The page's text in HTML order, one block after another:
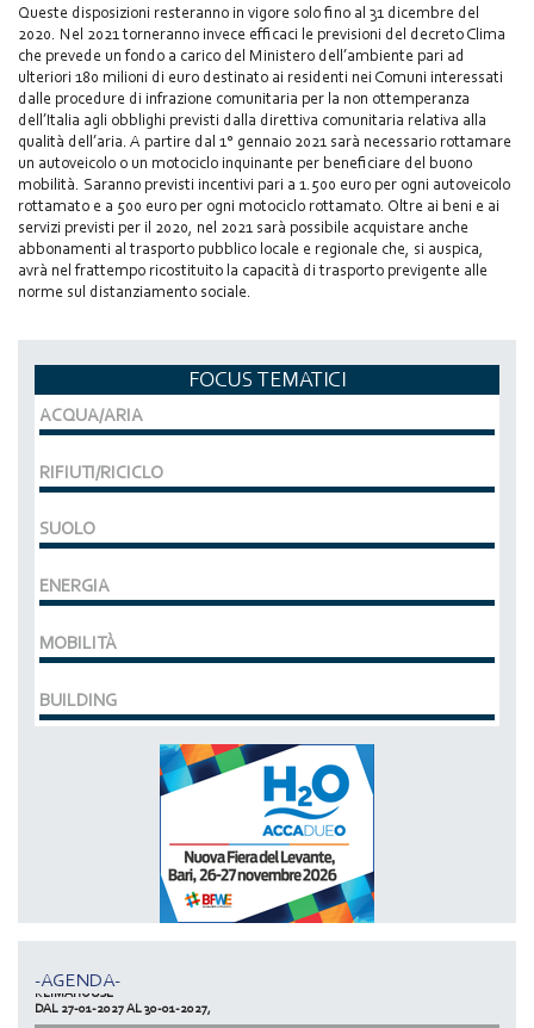
Queste disposizioni resteranno in vigore solo fino al 31 dicembre del
2020. Nel 2021 torneranno invece efficaci le previsioni del decreto Clima
che prevede un fondo a carico del Ministero dell’ambiente pari ad
ulteriori 180 milioni di euro destinato ai residenti nei Comuni interessati
dalle procedure di infrazione comunitaria per la non ottemperanza
dell’Italia agli obblighi previsti dalla direttiva comunitaria relativa alla
qualità dell’aria. A partire dal 1° gennaio 2021 sarà necessario rottamare
un autoveicolo o un motociclo inquinante per beneficiare del buono
mobilità. Saranno previsti incentivi pari a 1.500 euro per ogni autoveicolo
rottamato e a 500 euro per ogni motociclo rottamato. Oltre ai beni e ai
servizi previsti per il 2020, nel 2021 sarà possibile acquistare anche
abbonamenti al trasporto pubblico locale e regionale che, si auspica,
avrà nel frattempo ricostituito la capacità di trasporto previgente alle
norme sul distanziamento sociale.
FOCUS TEMATICI
ACQUA/ARIA
RIFIUTI/RICICLO
SUOLO
ENERGIA
MOBILITÀ
BUILDING
-AGENDA-
DAL 07-03-2028 AL 10-03-2028,
KLIMAHOUSE
DAL 27-01-2027 AL 30-01-2027,